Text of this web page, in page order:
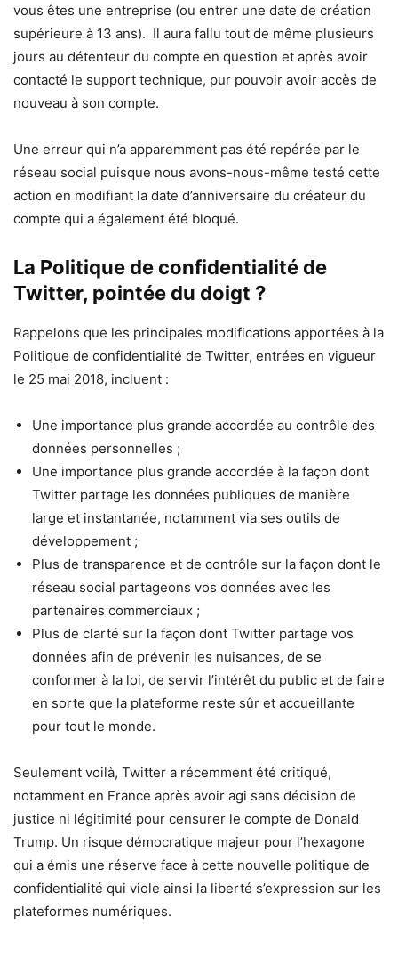
vous êtes une entreprise (ou entrer une date de création
supérieure à 13 ans). Il aura fallu tout de même plusieurs
jours au détenteur du compte en question et après avoir
contacté le support technique, pur pouvoir avoir accès de
nouveau à son compte.
Une erreur qui n’a apparemment pas été repérée par le
réseau social puisque nous avons-nous-même testé cette
action en modifiant la date d’anniversaire du créateur du
compte qui a également été bloqué.
La Politique de confidentialité de
Twitter, pointée du doigt ?
Rappelons que les principales modifications apportées à la
Politique de confidentialité de Twitter, entrées en vigueur
le 25 mai 2018, incluent :
Une importance plus grande accordée au contrôle des
données personnelles ;
Une importance plus grande accordée à la façon dont
Twitter partage les données publiques de manière
large et instantanée, notamment via ses outils de
développement ;
Plus de transparence et de contrôle sur la façon dont le
réseau social partageons vos données avec les
partenaires commerciaux ;
Plus de clarté sur la façon dont Twitter partage vos
données afin de prévenir les nuisances, de se
conformer à la loi, de servir l’intérêt du public et de faire
en sorte que la plateforme reste sûr et accueillante
pour tout le monde.
Seulement voilà, Twitter a récemment été critiqué,
notamment en France après avoir agi sans décision de
justice ni légitimité pour censurer le compte de Donald
Trump. Un risque démocratique majeur pour l’hexagone
qui a émis une réserve face à cette nouvelle politique de
confidentialité qui viole ainsi la liberté s’expression sur les
plateformes numériques.